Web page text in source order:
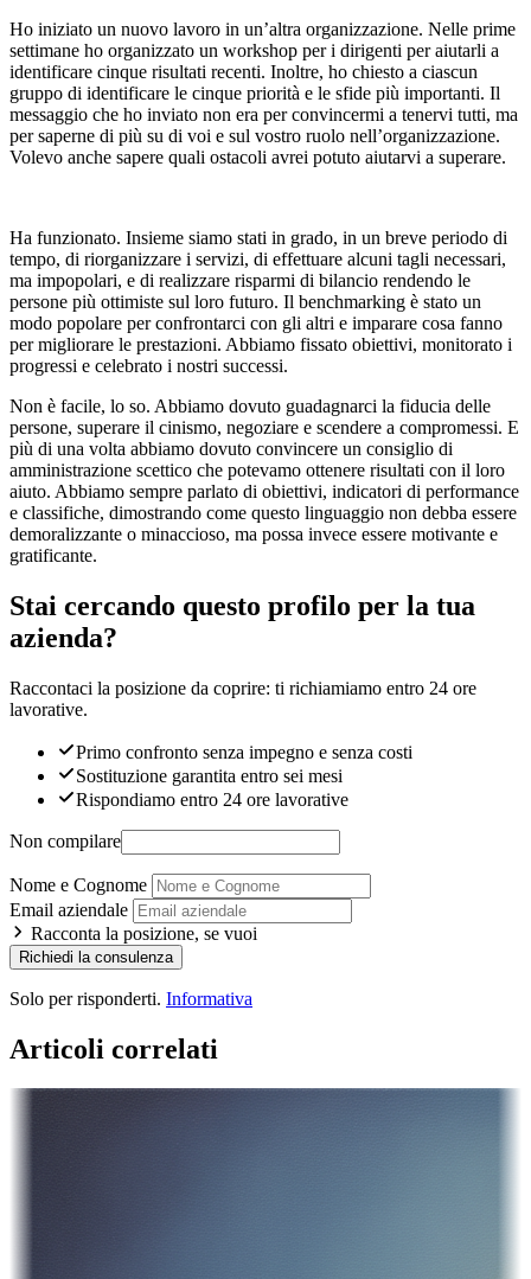
Ho iniziato un nuovo lavoro in un’altra organizzazione. Nelle prime
settimane ho organizzato un workshop per i dirigenti per aiutarli a
identificare cinque risultati recenti. Inoltre, ho chiesto a ciascun
gruppo di identificare le cinque priorità e le sfide più importanti. Il
messaggio che ho inviato non era per convincermi a tenervi tutti, ma
per saperne di più su di voi e sul vostro ruolo nell’organizzazione.
Volevo anche sapere quali ostacoli avrei potuto aiutarvi a superare.
Ha funzionato. Insieme siamo stati in grado, in un breve periodo di
tempo, di riorganizzare i servizi, di effettuare alcuni tagli necessari,
ma impopolari, e di realizzare risparmi di bilancio rendendo le
persone più ottimiste sul loro futuro. Il benchmarking è stato un
modo popolare per confrontarci con gli altri e imparare cosa fanno
per migliorare le prestazioni. Abbiamo fissato obiettivi, monitorato i
progressi e celebrato i nostri successi.
Non è facile, lo so. Abbiamo dovuto guadagnarci la fiducia delle
persone, superare il cinismo, negoziare e scendere a compromessi. E
più di una volta abbiamo dovuto convincere un consiglio di
amministrazione scettico che potevamo ottenere risultati con il loro
aiuto. Abbiamo sempre parlato di obiettivi, indicatori di performance
e classifiche, dimostrando come questo linguaggio non debba essere
demoralizzante o minaccioso, ma possa invece essere motivante e
gratificante.
Stai cercando questo profilo per la tua
azienda?
Raccontaci la posizione da coprire: ti richiamiamo entro 24 ore
lavorative.
Primo confronto senza impegno e senza costi
Sostituzione garantita entro sei mesi
Rispondiamo entro 24 ore lavorative
Non compilare
Nome e Cognome
Email aziendale
Racconta la posizione, se vuoi
Richiedi la consulenza
Solo per risponderti. Informativa
Articoli correlati